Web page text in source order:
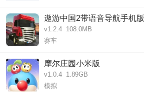
遨游中国2带语音导航手机版
v1.2.4 108.0MB
赛车
摩尔庄园小米版
v1.0.4 1.89GB
模拟